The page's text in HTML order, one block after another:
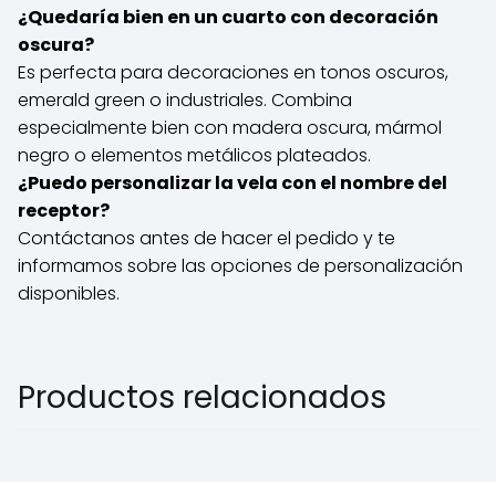
¿Quedaría bien en un cuarto con decoración
oscura?
Es perfecta para decoraciones en tonos oscuros,
emerald green o industriales. Combina
especialmente bien con madera oscura, mármol
negro o elementos metálicos plateados.
¿Puedo personalizar la vela con el nombre del
receptor?
Contáctanos antes de hacer el pedido y te
informamos sobre las opciones de personalización
disponibles.
Productos relacionados